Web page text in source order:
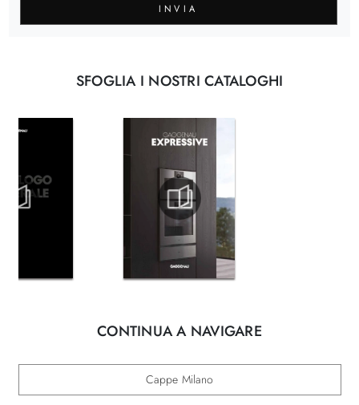
INVIA
SFOGLIA I NOSTRI CATALOGHI
CONTINUA A NAVIGARE
Cappe Milano